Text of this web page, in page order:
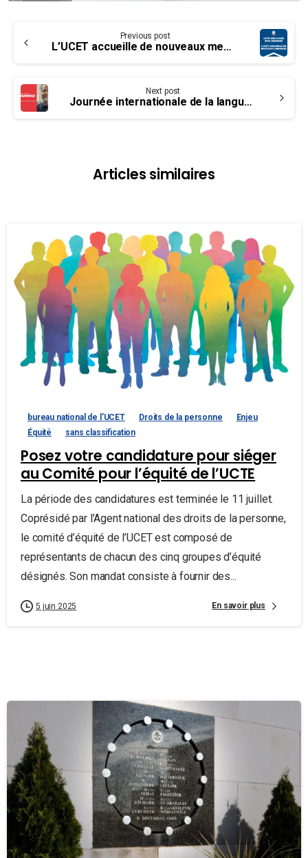
Reading
Previous post
L’UCET accueille de nouveaux membres – Transports Canada tente de résoudre les problèmes de paye relié avec Phénix
Next post
Journée internationale de la langue maternelle – Une histoire touchante du capitaine Mohammad Ali
Articles similaires
bureau national de l'UCET Droits de la personne
Enjeu
Équité
sans classification
Posez votre candidature pour siéger
au Comité pour l’équité de l’UCTE
La période des candidatures est terminée le 11 juillet.
Coprésidé par l’Agent national des droits de la personne,
le comité d’équité de l’UCET est composé de
représentants de chacun des cinq groupes d’équité
désignés. Son mandat consiste à fournir des...
5 juin 2025 En savoir plus